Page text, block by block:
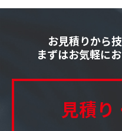
お見積りから
まずはお気軽に
見積り